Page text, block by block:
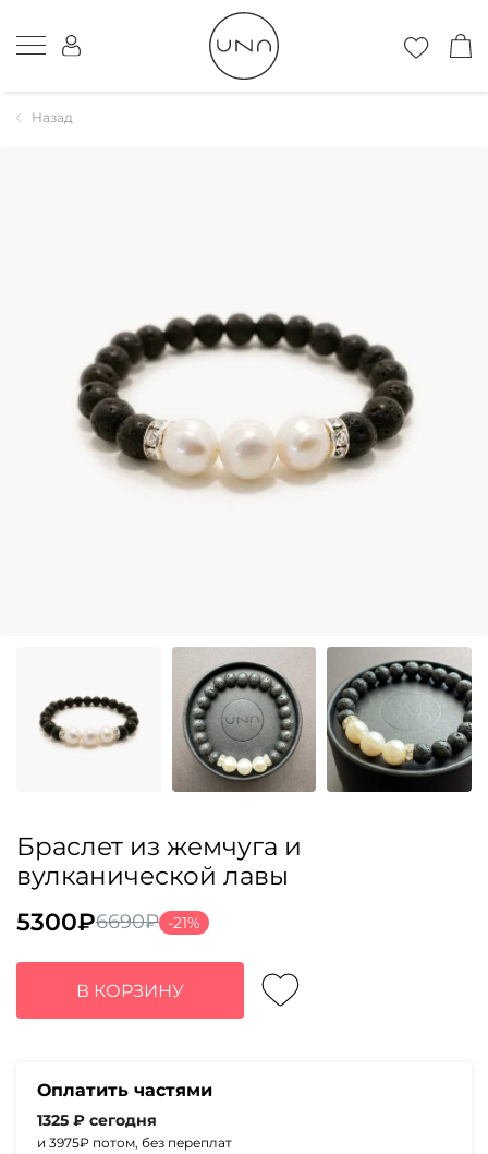
Назад
Браслет из жемчуга и
вулканической лавы
6690₽
Первоначальная
цена
составляла
6690₽.
5300₽
Текущая
цена:
5300₽.
-21%
В КОРЗИНУ
Оплатить частями
1325 ₽ сегодня
и 3975₽ потом, без переплат